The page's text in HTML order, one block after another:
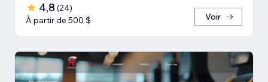
4,8 (24)
À partir de 500 $
Voir